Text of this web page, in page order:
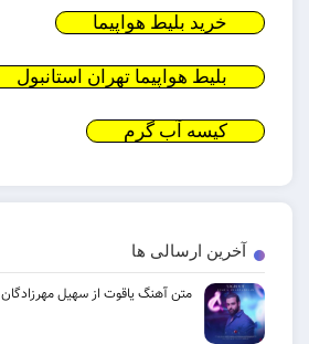
آخرین ارسالی ها
متن آهنگ یاقوت از سهیل مهرزادگان
خرید بلیط هواپیما
بلیط هواپیما تهران استانبول
کیسه آب گرم